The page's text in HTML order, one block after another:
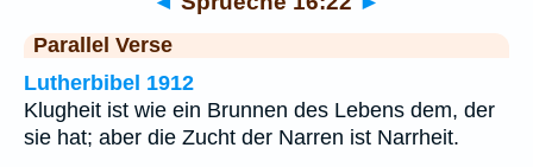
Parallel Verse
Lutherbibel 1912
Klugheit ist wie ein Brunnen des Lebens dem, der
sie hat; aber die Zucht der Narren ist Narrheit.